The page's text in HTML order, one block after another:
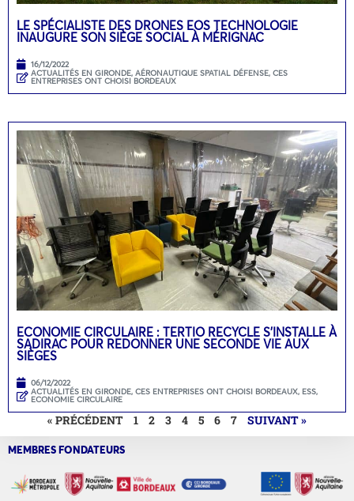
LE SPÉCIALISTE DES DRONES EOS TECHNOLOGIE
INAUGURE SON SIÈGE SOCIAL À MÉRIGNAC
16/12/2022
ACTUALITÉS EN GIRONDE, AÉRONAUTIQUE SPATIAL DÉFENSE, CES
ENTREPRISES ONT CHOISI BORDEAUX
ECONOMIE CIRCULAIRE : TERTIO RECYCLE S’INSTALLE À
SADIRAC POUR REDONNER UNE SECONDE VIE AUX
SIÈGES
06/12/2022
ACTUALITÉS EN GIRONDE, CES ENTREPRISES ONT CHOISI BORDEAUX, ESS,
ECONOMIE CIRCULAIRE
« PRÉCÉDENT 1 2 3 4 5 6 7 SUIVANT »
MEMBRES FONDATEURS